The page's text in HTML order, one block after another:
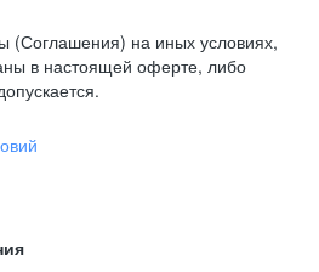
(Соглашения) на иных условиях,
в настоящей оферте, либо